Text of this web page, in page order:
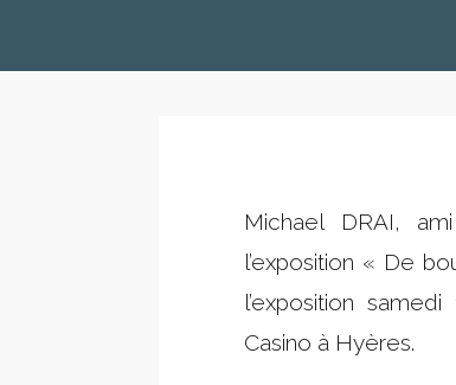
Michael DRAI,
l’exposition « De
l’exposition
Casino à Hyères.